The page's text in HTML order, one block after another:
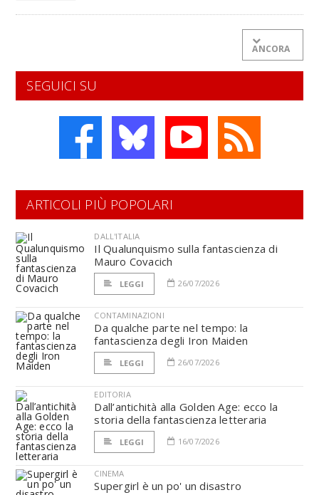
ANCORA
SEGUICI SU
ARTICOLI PIÙ POPOLARI
DALL'ITALIA
Il Qualunquismo sulla fantascienza di
Mauro Covacich
LEGGI 26/07/2026
CONTAMINAZIONI
Da qualche parte nel tempo: la
fantascienza degli Iron Maiden
LEGGI 26/07/2026
EDITORIA
Dall’antichità alla Golden Age: ecco la
storia della fantascienza letteraria
LEGGI 16/07/2026
CINEMA
Supergirl è un po' un disastro